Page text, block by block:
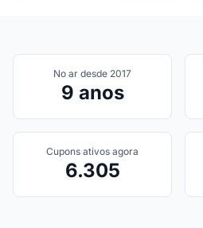
No ar desde 2017
9 anos
Cupons ativos agora
6.305